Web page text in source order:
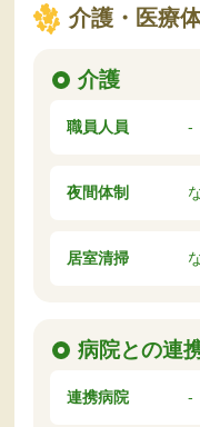
介護・医療
介護
職員人員 -
夜間体制
居室清掃
病院との連
連携病院 -